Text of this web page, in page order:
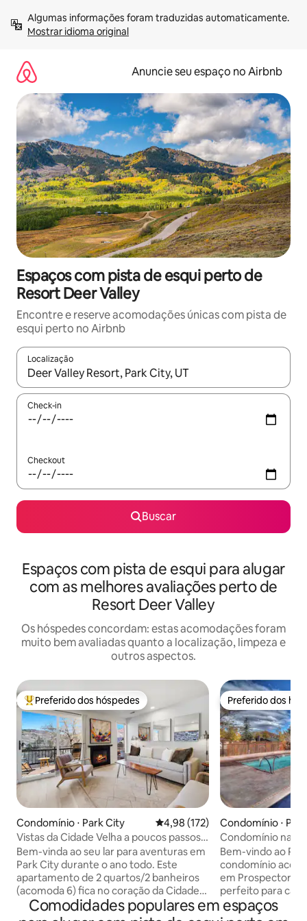
para
Mostrar idioma original
Anuncie seu espaço no Airbnb
Espaços com pista de esqui perto de
Resort Deer Valley
Encontre e reserve acomodações únicas com pista de
esqui perto no Airbnb
Localização
Quando os resultados estiverem disponíveis, explore-os
Check-in
Checkout
Buscar
Espaços com pista de esqui para alugar
com as melhores avaliações perto de
Resort Deer Valley
Os hóspedes concordam: estas acomodações foram
muito bem avaliadas quanto a localização, limpeza e
outros aspectos.
Entre os melhores preferidos dos hóspedes
Preferido dos hóspedes
Condomínio ⋅ Park City 4,98 de uma avaliação média de
4,98 (172)
Vistas da Cidade Velha a poucos passos
de trilhas, Main St | A/C
Bem-vinda ao seu lar para aventuras em
Park City durante o ano todo. Este
apartamento de 2 quartos/2 banheiros
(acomoda 6) fica no coração da Cidade
Velha, a apenas 50 passos da pista de
esqui Quit 'N Time de Park City
Preferido dos
Preferido dos
Condomínio ⋅
Condomínio na
de
Bem-vindo ao
condomínio
em Prospector
perfeito para
pequenas que
conforto e conveniência. -
Comodidades populares em espaços